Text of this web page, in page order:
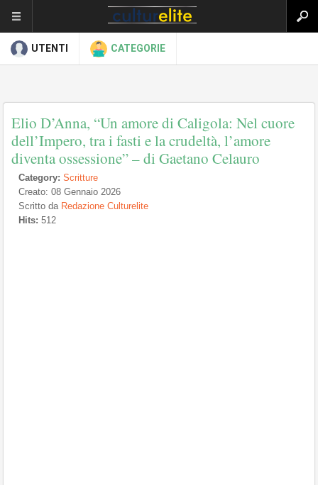
UTENTI CATEGORIE
Elio D’Anna, “Un amore di Caligola: Nel cuore
dell’Impero, tra i fasti e la crudeltà, l’amore
diventa ossessione” – di Gaetano Celauro
Category: Scritture
Creato: 08 Gennaio 2026
Scritto da Redazione Culturelite
Hits: 512